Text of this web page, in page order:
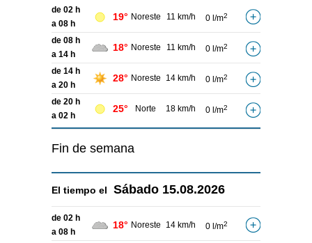
de 02 h
a 08 h
19° Noreste 11 km/h 0 l/m2
de 08 h
a 14 h
18° Noreste 11 km/h 0 l/m2
de 14 h
a 20 h
28° Noreste 14 km/h 0 l/m2
de 20 h
a 02 h
25° Norte 18 km/h 0 l/m2
Fin de semana
El tiempo el Sábado 15.08.2026
de 02 h
a 08 h
18° Noreste 14 km/h 0 l/m2